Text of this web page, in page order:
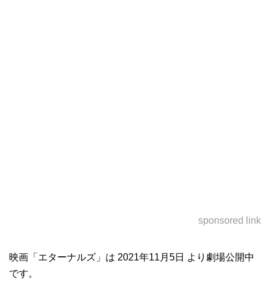
sponsored link
映画「エターナルズ」は 2021年11月5日 より劇場公開中
です。